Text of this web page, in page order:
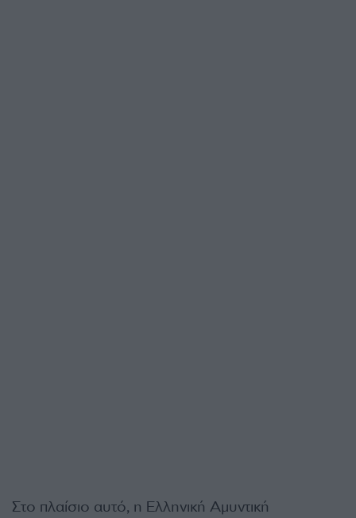
Στο πλαίσιο αυτό, η Ελληνική Αμυντική